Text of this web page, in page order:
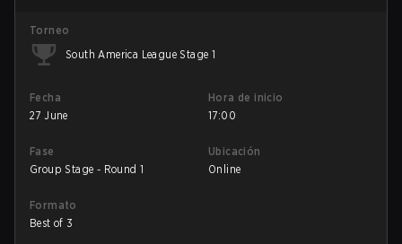
Torneo
South America League Stage 1
Fecha
27 June
Hora de inicio
17:00
Fase
Group Stage - Round 1
Ubicación
Online
Formato
Best of 3